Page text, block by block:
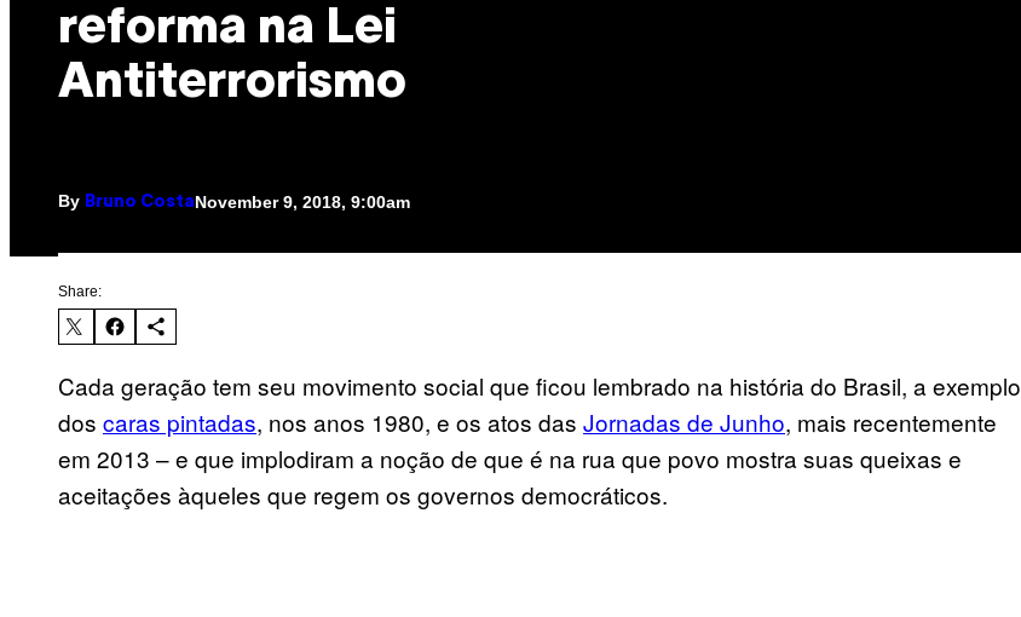
reforma na Lei
Antiterrorismo
By Bruno CostaNovember 9, 2018, 9:00am
Share:
Cada geração tem seu movimento social que ficou lembrado na história do Brasil, a exemplo
dos caras pintadas, nos anos 1980, e os atos das Jornadas de Junho, mais recentemente
em 2013 – e que implodiram a noção de que é na rua que povo mostra suas queixas e
aceitações àqueles que regem os governos democráticos.